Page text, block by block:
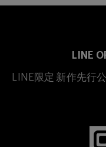
LINE
LINE限定 新作先行